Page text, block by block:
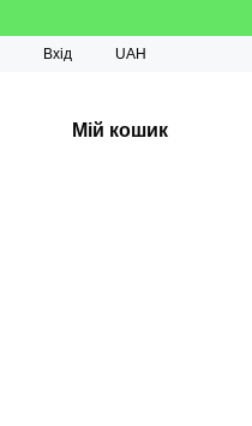
Вхід UAH
Мій кошик